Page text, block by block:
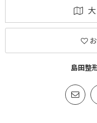
島田整